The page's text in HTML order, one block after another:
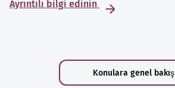
Ayrıntılı bilgi edinin
Konulara genel bakış